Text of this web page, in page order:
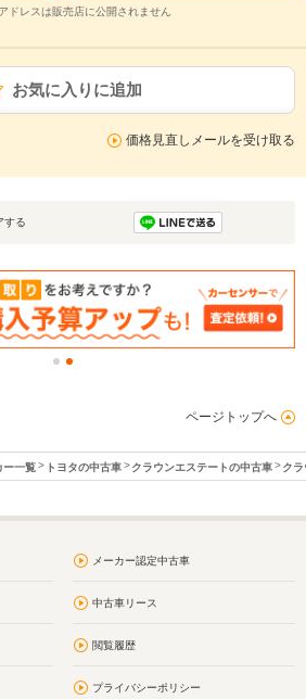
ドレスは販売店に公開されません
お気に入りに追加
価格見直しメールを受け取る
する
ページトップへ
ー一覧 トヨタの中古車 クラウンエステートの中古車 ク
メーカー認定中古車
中古車リース
閲覧履歴
プライバシーポリシー